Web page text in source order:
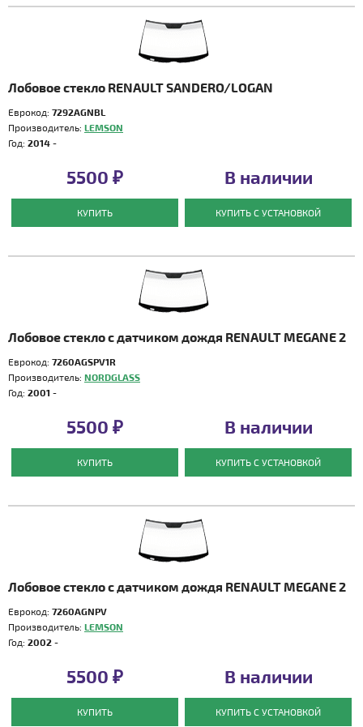
Лобовое стекло RENAULT SANDERO/LOGAN
Еврокод: 7292AGNBL
Производитель: LEMSON
Год: 2014 -
5500 ₽
КУПИТЬ
В наличии
КУПИТЬ С УСТАНОВКОЙ
Лобовое стекло с датчиком дождя RENAULT MEGANE 2
Еврокод: 7260AGSPV1R
Производитель: NORDGLASS
Год: 2001 -
5500 ₽
КУПИТЬ
В наличии
КУПИТЬ С УСТАНОВКОЙ
Лобовое стекло с датчиком дождя RENAULT MEGANE 2
Еврокод: 7260AGNPV
Производитель: LEMSON
Год: 2002 -
5500 ₽
КУПИТЬ
В наличии
КУПИТЬ С УСТАНОВКОЙ